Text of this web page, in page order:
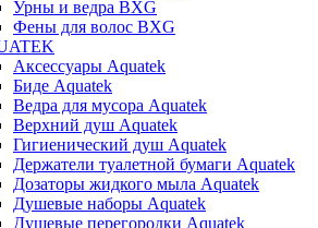
Урны и ведра BXG
Фены для волос BXG
Аксессуары Aquatek
Биде Aquatek
Ведра для мусора Aquatek
Верхний душ Aquatek
Гигиенический душ Aquatek
Держатели туалетной бумаги Aquatek
Дозаторы жидкого мыла Aquatek
Душевые наборы Aquatek
Душевые перегородки Aquatek